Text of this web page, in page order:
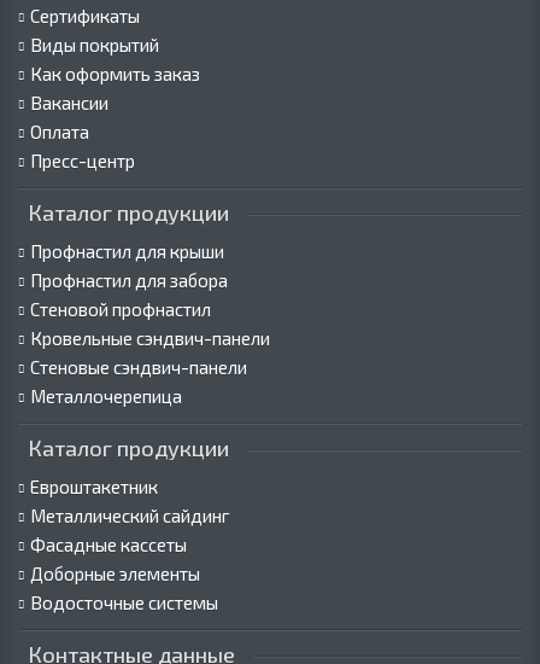
Сертификаты
Виды покрытий
Как оформить заказ
Вакансии
Оплата
Пресс-центр
Каталог продукции
Профнастил для крыши
Профнастил для забора
Стеновой профнастил
Кровельные сэндвич-панели
Стеновые сэндвич-панели
Металлочерепица
Каталог продукции
Евроштакетник
Металлический сайдинг
Фасадные кассеты
Доборные элементы
Водосточные системы
Контактные данные